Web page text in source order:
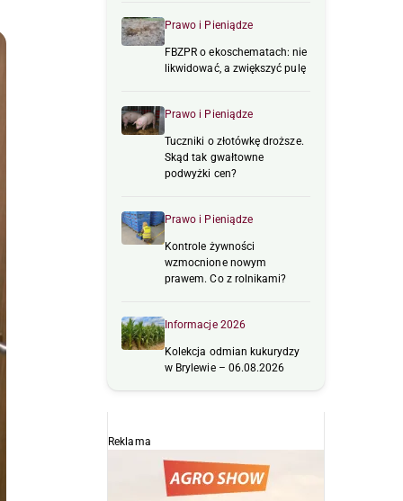
Prawo i Pieniądze
FBZPR o ekoschematach: nie
likwidować, a zwiększyć pulę
Prawo i Pieniądze
Tuczniki o złotówkę droższe.
Skąd tak gwałtowne
podwyżki cen?
Prawo i Pieniądze
Kontrole żywności
wzmocnione nowym
prawem. Co z rolnikami?
Informacje 2026
Kolekcja odmian kukurydzy
w Brylewie – 06.08.2026
Reklama